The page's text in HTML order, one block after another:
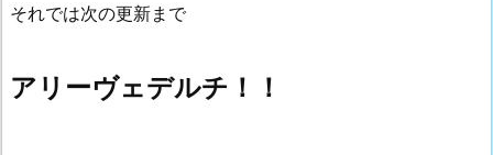
それでは次の更新まで
アリーヴェデルチ！！